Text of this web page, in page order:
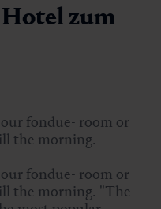
zum
fondue- room or
the morning.
fondue- room or
the morning. "The